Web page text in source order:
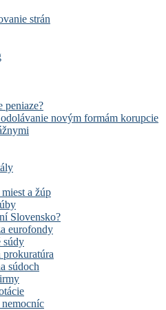
strán
peniaze?
novým formám korupcie
a žúp
Slovensko?
eurofondy
súdy
prokuratúra
súdoch